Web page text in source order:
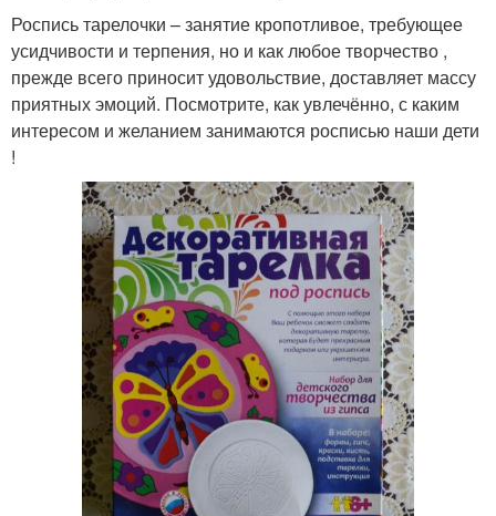
Роспись тарелочки – занятие кропотливое, требующее
усидчивости и терпения, но и как любое творчество ,
прежде всего приносит удовольствие, доставляет массу
приятных эмоций. Посмотрите, как увлечённо, с каким
интересом и желанием занимаются росписью наши дети
!